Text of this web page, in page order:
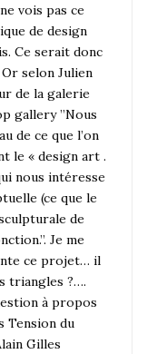
vois pas ce
de design
Ce serait donc
selon Julien
de la galerie
gallery ”Nous
de ce que l’on
le « design art .
nous intéresse
(ce que le
de
Je me
ce projet… il
triangles ?….
à propos
Tension du
Gilles